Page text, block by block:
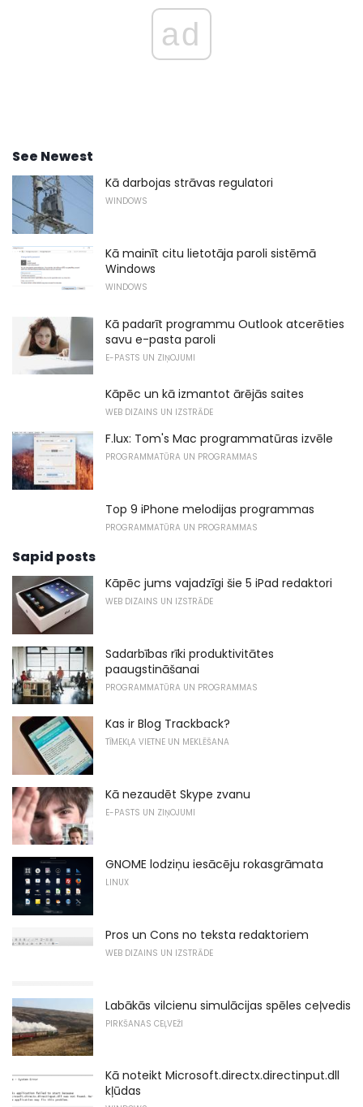
ad
See Newest
Kā darbojas strāvas regulatori
WINDOWS
Kā mainīt citu lietotāja paroli sistēmā
Windows
WINDOWS
Kā padarīt programmu Outlook atcerēties
savu e-pasta paroli
E-PASTS UN ZIŅOJUMI
Kāpēc un kā izmantot ārējās saites
WEB DIZAINS UN IZSTRĀDE
F.lux: Tom's Mac programmatūras izvēle
PROGRAMMATŪRA UN PROGRAMMAS
Top 9 iPhone melodijas programmas
PROGRAMMATŪRA UN PROGRAMMAS
Sapid posts
Kāpēc jums vajadzīgi šie 5 iPad redaktori
WEB DIZAINS UN IZSTRĀDE
Sadarbības rīki produktivitātes
paaugstināšanai
PROGRAMMATŪRA UN PROGRAMMAS
Kas ir Blog Trackback?
TĪMEKĻA VIETNE UN MEKLĒŠANA
Kā nezaudēt Skype zvanu
E-PASTS UN ZIŅOJUMI
GNOME lodziņu iesācēju rokasgrāmata
LINUX
Pros un Cons no teksta redaktoriem
WEB DIZAINS UN IZSTRĀDE
Labākās vilcienu simulācijas spēles ceļvedis
PIRKŠANAS CEĻVEŽI
Kā noteikt Microsoft.directx.directinput.dll
kļūdas